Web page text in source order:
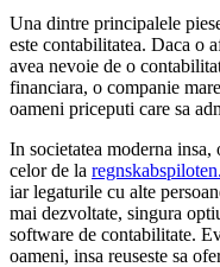
Una dintre principalele
este contabilitatea. Daca o
avea nevoie de o
financiara, o companie
oameni priceputi care sa
In societatea moderna
celor de la
iar legaturile cu alte
mai dezvoltate, singura
software de contabilitate.
oameni, insa reuseste sa